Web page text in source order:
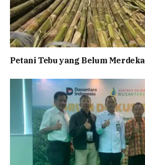
Petani Tebu yang Belum Merdeka